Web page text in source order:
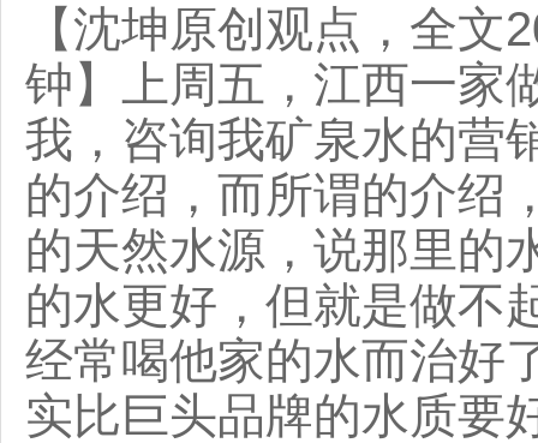
【沈坤原创观点，全
钟】上周五，江西一家
我，咨询我矿泉水的营
的介绍，而所谓的介绍
的天然水源，说那里的
的水更好，但就是做不
经常喝他家的水而治好
实比巨头品牌的水质要